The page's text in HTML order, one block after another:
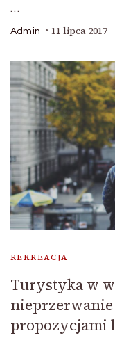
…
Admin 11 lipca 2017
REKREACJA
Turystyka w
propozycjami